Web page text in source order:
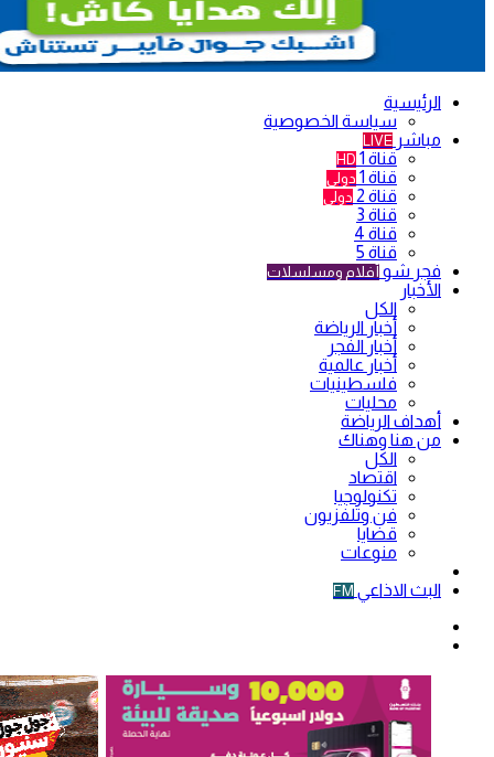
الرئيسية
سياسة الخصوصية
مباشر LIVE
قناة 1 HD
قناة 1 دولي
قناة 2 دولي
قناة 3
قناة 4
قناة 5
فجر شو أفلام ومسلسلات
الأخبار
الكل
أخبار الرياضة
أخبار الفجر
أخبار عالمية
فلسطينيات
محليات
أهداف الرياضة
من هنا وهناك
الكل
اقتصاد
تكنولوجيا
فن وتلفزيون
قضايا
منوعات
البث الاذاعي FM